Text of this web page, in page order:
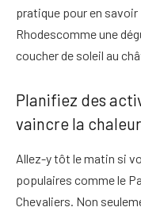
pratique pour en savoir
Rhodescomme une
coucher de soleil au
Planifiez des
vaincre la chaleur
Allez-y tôt le matin si
populaires comme le
Chevaliers. Non